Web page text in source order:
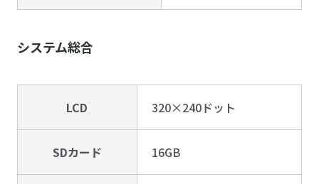
システム総合
LCD 320×240ドット
SDカード 16GB